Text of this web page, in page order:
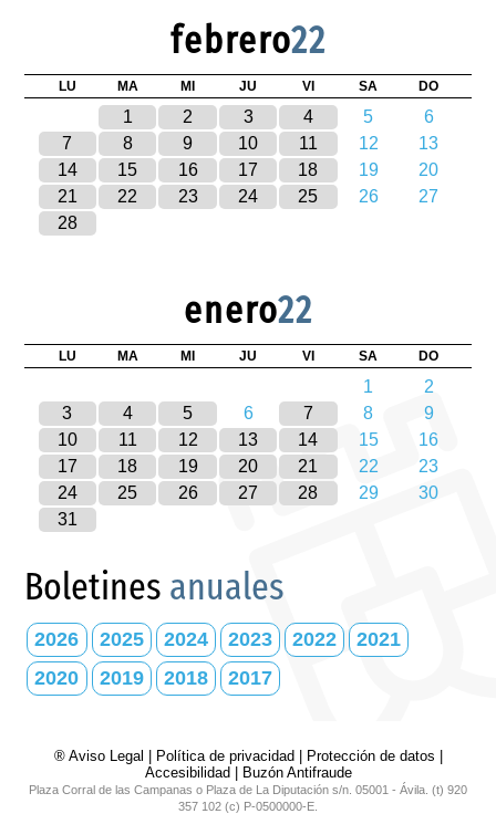
febrero22
LU MA MI JU VI SA DO
1 2 3 4 5
6
7
8 9 10 11 12
13
14
15 16 17 18 19
20
21
22 23 24 25 26
27
28
enero22
LU MA MI JU VI SA DO
1
2
3
4 5 6 7 8
9
10
11 12 13 14 15
16
17
18 19 20 21 22
23
24
25 26 27 28 29
30
31
Boletines anuales
2026 2025 2024 2023 2022
2021
2020
2019 2018 2017
® Aviso Legal | Política de privacidad| Protección de datos |
Accesibilidad| Buzón Antifraude
Plaza Corral de las Campanas o Plaza de La Diputación s/n. 05001 - Ávila. (t) 920
357 102 (c) P-0500000-E.